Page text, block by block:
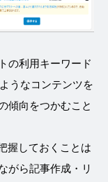
の利用キーワード
うなコンテンツを
傾向をつかむこと
握しておくことは
がら記事作成・リ